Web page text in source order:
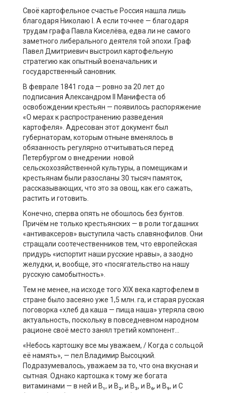
Своё картофельное счастье Россия нашла лишь
благодаря Николаю I. А если точнее — благодаря
трудам графа Павла Киселёва, едва ли не самого
заметного либерального деятеля той эпохи. Граф
Павел Дмитриевич выстроил картофельную
стратегию как опытный военачальник и
государственный сановник.
В феврале 1841 года — ровно за 20 лет до
подписания Александром II Манифеста об
освобождении крестьян — появилось распоряжение
«О мерах к распространению разведения
картофеля». Адресован этот документ был
губернаторам, которым отныне вменялось в
обязанность регулярно отчитываться перед
Петербургом о внедрении новой
сельскохозяйственной культуры, а помещикам и
крестьянам были разосланы 30 тысяч памяток,
рассказывающих, что это за овощ, как его сажать,
растить и готовить.
Конечно, сперва опять не обошлось без бунтов.
Причём не только крестьянских — в роли тогдашних
«антиваксеров» выступила часть славянофилов. Они
стращали соотечественников тем, что европейская
придурь «испортит наши русские нравы», а заодно
желудки, и, вообще, это «посягательство на нашу
русскую самобытность».
Тем не менее, на исходе того XIX века картофелем в
стране было засеяно уже 1,5 млн. га, и старая русская
поговорка «хлеб да каша — пища наша» утеряла свою
актуальность, поскольку в повседневном народном
рационе своё место занял третий компонент…
«Небось картошку все мы уважаем, / Когда с сольцой
её намять», — пел Владимир Высоцкий.
Подразумевалось, уважаем за то, что она вкусная и
сытная. Однако картошка к тому же богата
витаминами — в ней и B₁, и B₂, и B₃, и B₆, и B₉, и С